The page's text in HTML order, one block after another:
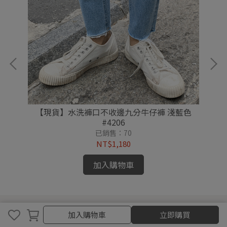
加入購物車
加入購物車 立即購買
【現貨】水洗褲口不收邊九分牛仔褲 淺藍色
#4206
已銷售：70
NT$1,180
加入購物車
Informations